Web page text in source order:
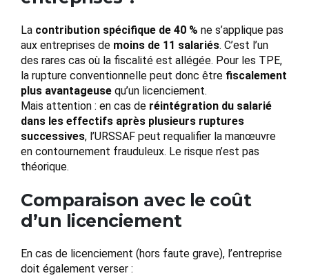
La contribution spécifique de 40 % ne s’applique pas
aux entreprises de moins de 11 salariés. C’est l’un
des rares cas où la fiscalité est allégée. Pour les TPE,
la rupture conventionnelle peut donc être fiscalement
plus avantageuse qu’un licenciement.
Mais attention : en cas de réintégration du salarié
dans les effectifs après plusieurs ruptures
successives, l’URSSAF peut requalifier la manœuvre
en contournement frauduleux. Le risque n’est pas
théorique.
Comparaison avec le coût
d’un licenciement
En cas de licenciement (hors faute grave), l’entreprise
doit également verser :